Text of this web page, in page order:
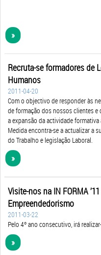
»
Recruta-se formadores de
Humanos
2011-04-20
Com o objectivo de responder às
de formação dos nossos clientes e
a expansão da actividade formativa
Medida encontra-se a actualizar a
do Trabalho e legislação Laboral.
»
Visite-nos na IN FORMA
Empreended​orismo
2011-03-22
Pelo 4º ano consecutivo, irá
»